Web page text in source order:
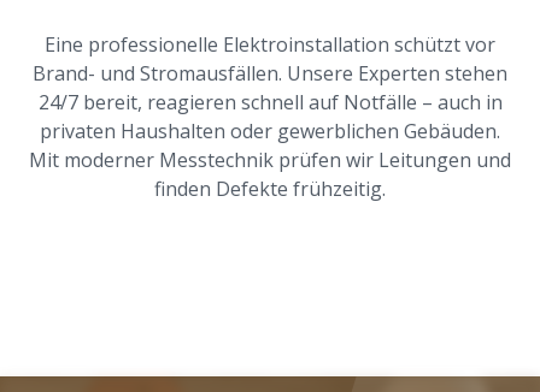
Eine professionelle Elektroinstallation schützt vor
Brand- und Stromausfällen. Unsere Experten stehen
24/7 bereit, reagieren schnell auf Notfälle – auch in
privaten Haushalten oder gewerblichen Gebäuden.
Mit moderner Messtechnik prüfen wir Leitungen und
finden Defekte frühzeitig.